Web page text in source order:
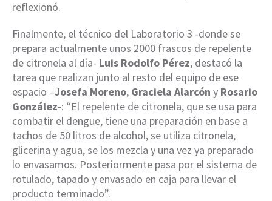
reflexionó.
Finalmente, el técnico del Laboratorio 3 -donde se
prepara actualmente unos 2000 frascos de repelente
de citronela al día- Luis Rodolfo Pérez, destacó la
tarea que realizan junto al resto del equipo de ese
espacio –Josefa Moreno, Graciela Alarcón y Rosario
González-: “El repelente de citronela, que se usa para
combatir el dengue, tiene una preparación en base a
tachos de 50 litros de alcohol, se utiliza citronela,
glicerina y agua, se los mezcla y una vez ya preparado
lo envasamos. Posteriormente pasa por el sistema de
rotulado, tapado y envasado en caja para llevar el
producto terminado”.